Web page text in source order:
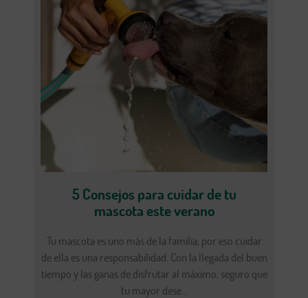
5 Consejos para cuidar de tu
mascota este verano
Tu mascota es uno más de la familia, por eso cuidar
de ella es una responsabilidad. Con la llegada del buen
tiempo y las ganas de disfrutar al máximo, seguro que
tu mayor dese...